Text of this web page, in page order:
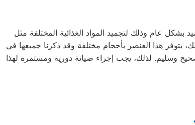
عام وذلك لتجميد المواد الغذائية المختلفة مثل
يتوفر هذا العنصر بأحجام مختلفة وقد ذكرنا جميعها في
وسليم. لذلك، يجب إجراء صيانة دورية ومستمرة لهذا